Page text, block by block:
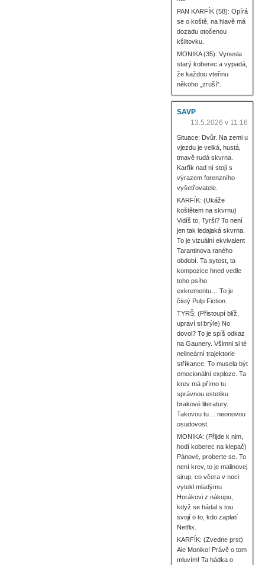
PAN KARFÍK (58): Opírá
se o koště, na hlavě má
dozadu otočenou
kšiltovku.
MONIKA (35): Vynesla
starý koberec a vypadá,
že každou vteřinu
někoho „zruší“.
SAVP
13.5.2026 v 11:16
Situace: Dvůr. Na zemi u
vjezdu je velká, hustá,
tmavě rudá skvrna.
Karfík nad ní stojí s
výrazem forenzního
vyšetřovatele.
KARFÍK: (Ukáže
koštětem na skvrnu)
Vidíš to, Tyrši? To není
jen tak ledajaká skvrna.
To je vizuální ekvivalent
Tarantinova raného
období. Ta sytost, ta
kompozice hned vedle
toho psího
exkrementu… To je
čistý Pulp Fiction.
TYRŠ: (Přistoupí blíž,
upraví si brýle) No
dovol? To je spíš odkaz
na Gaunery. Všimni si té
nelineární trajektorie
stříkance. To musela být
emocionální exploze. Ta
krev má přímo tu
správnou estetiku
brakové literatury.
Takovou tu… neonovou
osudovost.
MONIKA: (Přijde k nim,
hodí koberec na klepač)
Pánové, proberte se. To
není krev, to je malinovej
sirup, co včera v noci
vytekl mladýmu
Horákovi z nákupu,
když se hádal s tou
svojí o to, kdo zaplatí
Netflix.
KARFÍK: (Zvedne prst)
Ale Moniko! Právě o tom
mluvím! Ta hádka o